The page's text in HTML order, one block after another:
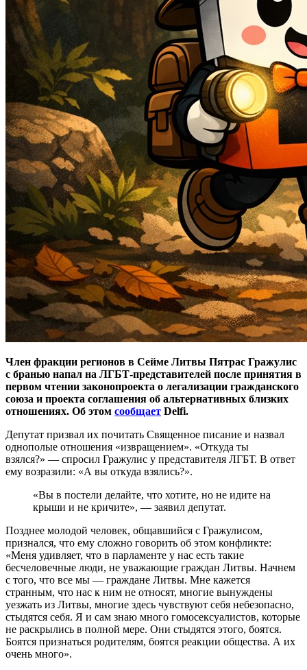
Член фракции регионов в Сейме Литвы Пятрас Гражулис
с бранью напал на ЛГБТ-представителей после принятия в
первом чтении законопроекта о легализации гражданского
союза и проекта соглашения об альтернативных близких
отношениях. Об этом сообщает Delfi.
Депутат призвал их почитать Священное писание и назвал
однополые отношения «извращением». «Откуда ты
взялся?» — спросил Гражулис у представителя ЛГБТ. В ответ
ему возразили: «А вы откуда взялись?».
«Вы в постели делайте, что хотите, но не идите на
крыши и не кричите», — заявил депутат.
Позднее молодой человек, общавшийся с Гражулисом,
признался, что ему сложно говорить об этом конфликте:
«Меня удивляет, что в парламенте у нас есть такие
бесчеловечные люди, не уважающие граждан Литвы. Начнем
с того, что все мы — граждане Литвы. Мне кажется
странным, что нас к ним не относят, многие вынуждены
уезжать из Литвы, многие здесь чувствуют себя небезопасно,
стыдятся себя. Я и сам знаю много гомосексуалистов, которые
не раскрылись в полной мере. Они стыдятся этого, боятся.
Боятся признаться родителям, боятся реакции общества. А их
очень много».